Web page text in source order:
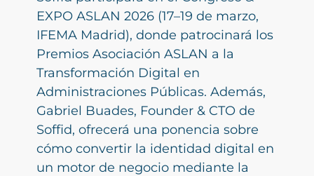
EXPO ASLAN 2026 (17–19 de marzo,
IFEMA Madrid), donde patrocinará los
Premios Asociación ASLAN a la
Transformación Digital en
Administraciones Públicas. Además,
Gabriel Buades, Founder & CTO de
Soffid, ofrecerá una ponencia sobre
cómo convertir la identidad digital en
un motor de negocio mediante la